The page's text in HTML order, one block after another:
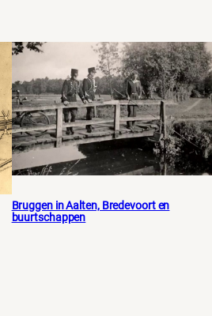
Bruggen in Aalten, Bredevoort en
buurtschappen